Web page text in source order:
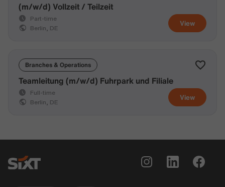
View
(m/w/d) Vollzeit / Teilzeit
Part-time
Berlin, DE
Branches & Operations
View
Teamleitung (m/w/d) Fuhrpark und Filiale
Full-time
Berlin, DE